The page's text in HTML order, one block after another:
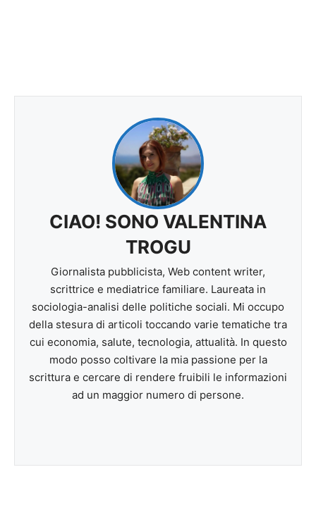
CIAO! SONO VALENTINA
TROGU
Giornalista pubblicista, Web content writer,
scrittrice e mediatrice familiare. Laureata in
sociologia-analisi delle politiche sociali. Mi occupo
della stesura di articoli toccando varie tematiche tra
cui economia, salute, tecnologia, attualità. In questo
modo posso coltivare la mia passione per la
scrittura e cercare di rendere fruibili le informazioni
ad un maggior numero di persone.